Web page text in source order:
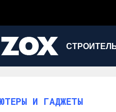
И ГАДЖЕТЫ